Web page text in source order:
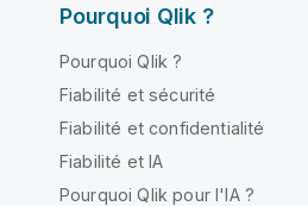
Pourquoi Qlik ?
Pourquoi Qlik ?
Fiabilité et sécurité
Fiabilité et confidentialité
Fiabilité et IA
Pourquoi Qlik pour l'IA ?